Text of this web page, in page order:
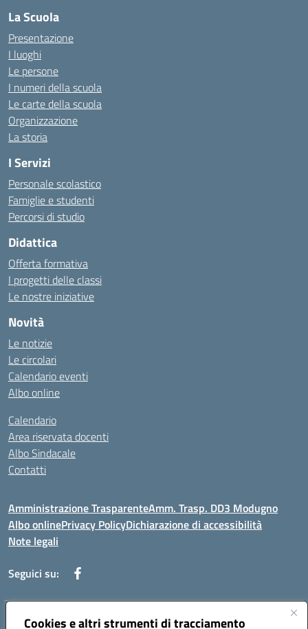
Cookies e altri strumenti di tracciamento
La Scuola
Presentazione
I luoghi
Le persone
I numeri della scuola
Le carte della scuola
Organizzazione
La storia
I Servizi
Personale scolastico
Famiglie e studenti
Percorsi di studio
Didattica
Offerta formativa
I progetti delle classi
Le nostre iniziative
Novità
Le notizie
Le circolari
Calendario eventi
Albo online
Calendario
Area riservata docenti
Albo Sindacale
Contatti
Amministrazione TrasparenteAmm. Trasp. DD3 Modugno
Albo onlinePrivacy PolicyDichiarazione di accessibilità
Note legali
Seguici su:
Indirizzo:Via Magna Grecia, 1 - 70026 Modugno (Bari)